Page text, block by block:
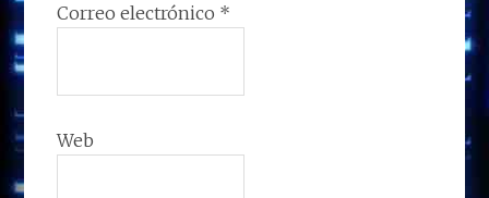
Correo electrónico *
Web